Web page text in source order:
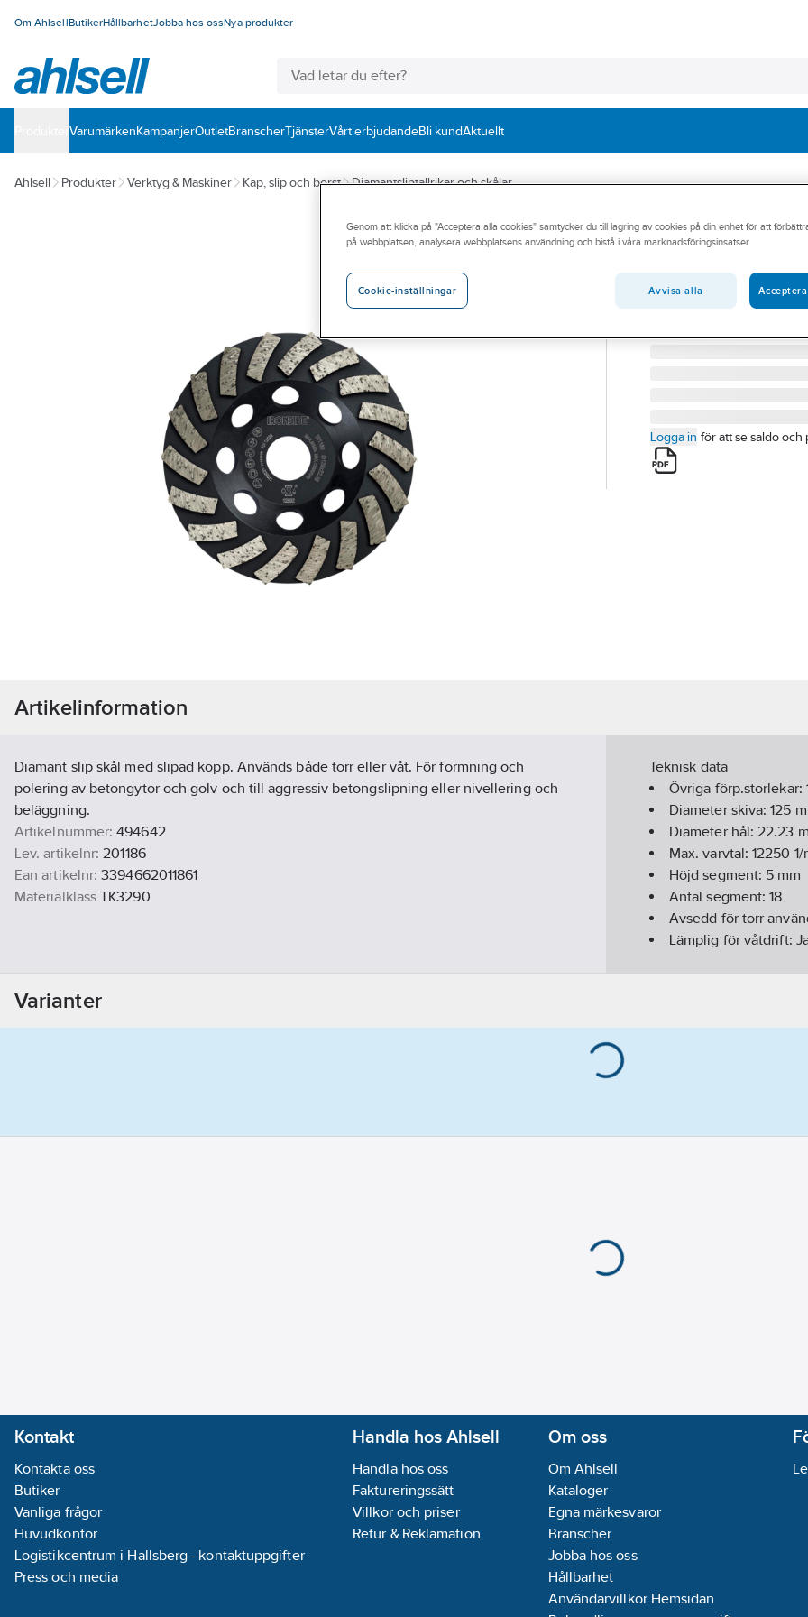
Om AhlsellButikerHållbarhetJobba hos ossNya produkter
VarumärkenKampanjerOutletBranscherTjänsterVårt erbjudandeBli kundAktuellt
Ahlsell Produkter Verktyg & Maskiner Kap, slip och borst Diamantsliptallrikar och skålar
IRONSIDE
DIAMANTSLIPTALLRIK
Artikelnummer:
494642
201186
Logga in för att se saldo och
Artikelinformation
Diamant slip skål med slipad kopp. Används både torr eller våt. För formning och
polering av betongytor och golv och till aggressiv betongslipning eller nivellering och
beläggning.
Artikelnummer: 494642
Lev. artikelnr: 201186
Ean artikelnr: 3394662011861
Materialklass TK3290
Teknisk data
Övriga förp.storlekar:
Diameter skiva:125
Diameter hål:22.23
Max. varvtal:12250
Höjd segment: 5 mm
Antal segment:18
Avsedd för torr
Lämplig för våtdrift:
Varianter
Kontakt
Kontakta oss
Butiker
Vanliga frågor
Huvudkontor
Logistikcentrum i Hallsberg - kontaktuppgifter
Press och media
Handla hos Ahlsell
Handla hos oss
Faktureringssätt
Villkor och priser
Retur & Reklamation
Om oss
Om Ahlsell
Kataloger
Egna märkesvaror
Branscher
Jobba hos oss
Hållbarhet
Användarvillkor Hemsidan
Genom att klicka på "Acceptera alla cookies" samtycker du till lagring av cookies på din enhet för att
på webbplatsen, analysera webbplatsens användning och bistå i våra marknadsföringsinsatser.
Cookie-inställningar Avvisa alla